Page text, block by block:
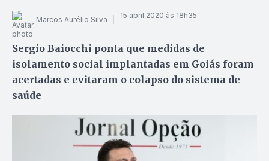
Marcos Aurélio Silva 15 abril 2020 às 18h35
Sergio Baiocchi ponta que medidas de
isolamento social implantadas em Goiás foram
acertadas e evitaram o colapso do sistema de
saúde